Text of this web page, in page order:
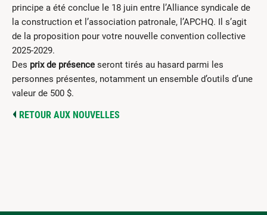
principe a été conclue le 18 juin entre l’Alliance syndicale de
la construction et l’association patronale, l’APCHQ. Il s’agit
de la proposition pour votre nouvelle convention collective
2025-2029.
Des prix de présence seront tirés au hasard parmi les
personnes présentes, notamment un ensemble d’outils d’une
valeur de 500 $.
RETOUR AUX NOUVELLES